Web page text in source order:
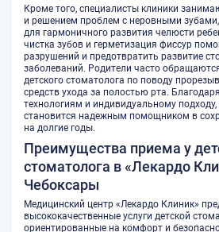
Кроме того, специалисты клиники
и решением проблем с неровными
для гармоничного развития челюсти
чистка зубов и герметизация фиссур
разрушений и предотвратить развитие
заболеваний. Родители часто
детского стоматолога по поводу
средств ухода за полостью рта.
технологиям и индивидуальному подходу,
становится надежным помощником в
на долгие годы.
Преимущества приема у
стоматолога в «Лекардо
Чебоксары
Медицинский центр «Лекардо Клиник»
высококачественные услуги детской
ориентированные на комфорт и